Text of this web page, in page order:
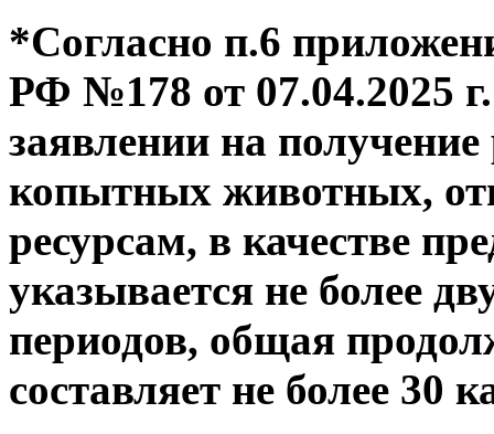
*Согласно п.6
РФ №178 от 07.04.2025 г.
заявлении на
копытных животных,
ресурсам, в качестве
указывается не более
периодов, общая
составляет не более 30